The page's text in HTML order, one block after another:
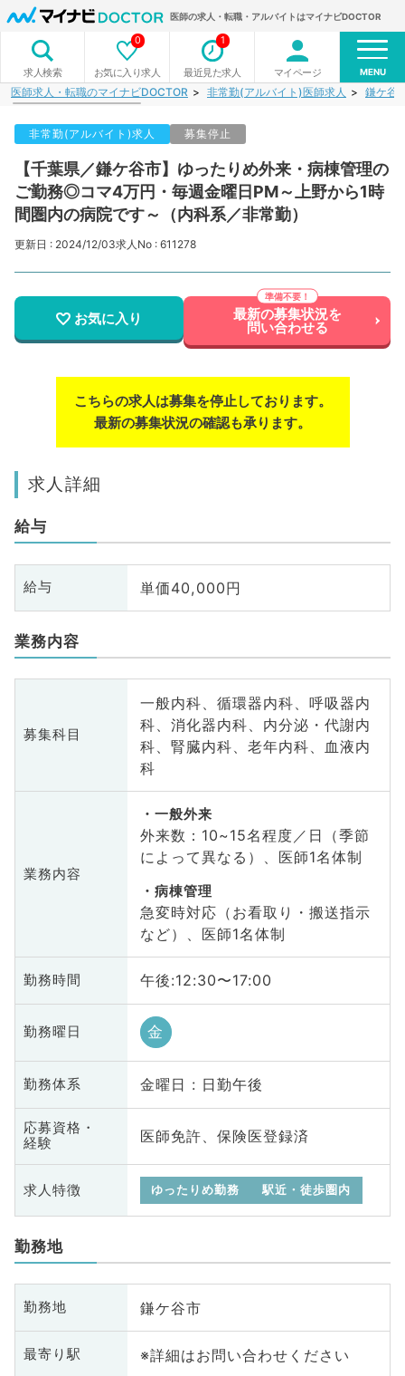
医師の求人・転職・アルバイトはマイナビDOCTOR
求人検索 お気に入り求人
0
最近見た求人
1
マイページ MENU
医師求人・転職のマイナビDOCTOR 非常勤(アルバイト)医師求人 鎌ケ谷
非常勤(アルバイト)求人 募集停止
【千葉県／鎌ケ谷市】ゆったりめ外来・病棟管理の
ご勤務◎コマ4万円・毎週金曜日PM～上野から1時
間圏内の病院です～（内科系／非常勤）
更新日 : 2024/12/03求人No : 611278
お気に入り 最新の募集状況を
問い合わせる
こちらの求人は募集を停止しております。
最新の募集状況の確認も承ります。
求人詳細
給与
給与 単価40,000円
業務内容
募集科目
一般内科、循環器内科、呼吸器内
科、消化器内科、内分泌・代謝内
科、腎臓内科、老年内科、血液内
科
業務内容
一般外来
外来数：10~15名程度／日（季節
によって異なる）、医師1名体制
病棟管理
急変時対応（お看取り・搬送指示
など）、医師1名体制
勤務時間 午後:12:30〜17:00
勤務曜日 金
勤務体系 金曜日 : 日勤午後
応募資格・
経験
医師免許、保険医登録済
求人特徴 ゆったりめ勤務 駅近・徒歩圏内
勤務地
勤務地 鎌ケ谷市
最寄り駅 ※詳細はお問い合わせください